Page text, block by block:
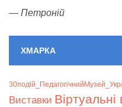
— Петроній
ХМАРКА
Bиставки Віртуальні